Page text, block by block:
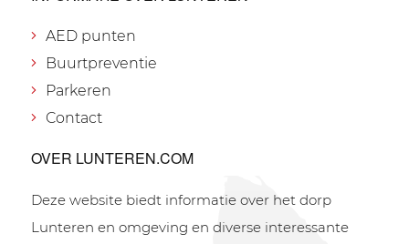
AED punten
Buurtpreventie
Parkeren
Contact
OVER LUNTEREN.COM
Deze website biedt informatie over het dorp
Lunteren en omgeving en diverse interessante